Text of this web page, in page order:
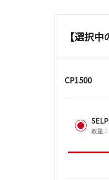
【選択中
CP1500
数量